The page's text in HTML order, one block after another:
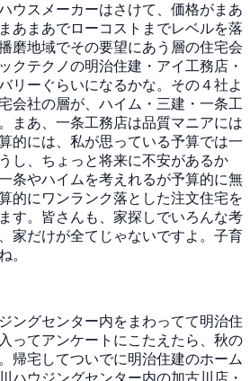
ウスメーカーはさけて、価格がまあ
あまあでローコストまでレベルを落
磨地域でその要望にあう層の住宅会
クテクノの明治住建・アイ工務店・
リーぐらいになるかな。その４社よ
会社の層が、ハイム・三建・一条工
まあ、一条工務店は品質マニアには
的には、私が思っている予算では一
し、ちょっと将来に不安があるか
条やハイムを考えれるが予算的に無
的にワンランク落とした注文住宅を
す。皆さんも、家探しでいろんな考
家だけが全てじゃないですよ。子育
。
ングセンター内をまわってて明治住
ってアンケートにこたえたら、秋の
帰宅してついでに明治住建のホーム
ハウジングセンター内の加古川店・